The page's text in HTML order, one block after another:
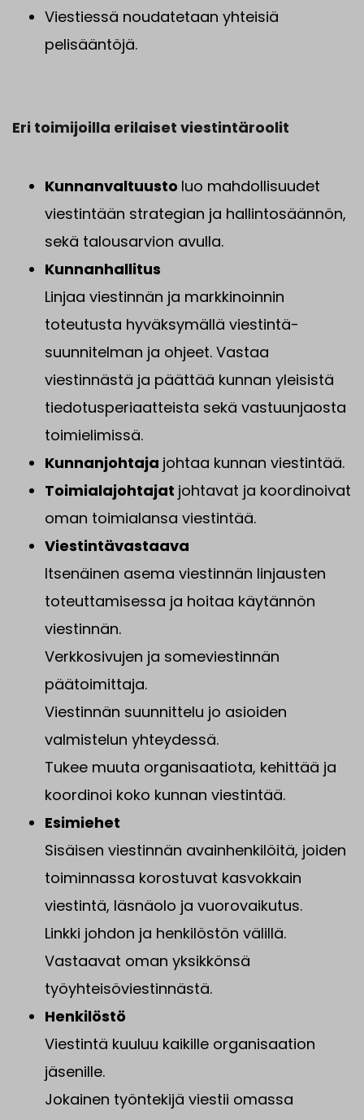
Viestiessä noudatetaan yhteisiä
pelisääntöjä.
Eri toimijoilla erilaiset viestintäroolit
Kunnanvaltuusto luo mahdollisuudet
viestintään strategian ja hallintosäännön,
sekä talousarvion avulla.
Kunnanhallitus
Linjaa viestinnän ja markkinoinnin
toteutusta hyväksymällä viestintä-
suunnitelman ja ohjeet. Vastaa
viestinnästä ja päättää kunnan yleisistä
tiedotusperiaatteista sekä vastuunjaosta
toimielimissä.
Kunnanjohtaja johtaa kunnan viestintää.
Toimialajohtajat johtavat ja koordinoivat
oman toimialansa viestintää.
Viestintävastaava
Itsenäinen asema viestinnän linjausten
toteuttamisessa ja hoitaa käytännön
viestinnän.
Verkkosivujen ja someviestinnän
päätoimittaja.
Viestinnän suunnittelu jo asioiden
valmistelun yhteydessä.
Tukee muuta organisaatiota, kehittää ja
koordinoi koko kunnan viestintää.
Esimiehet
Sisäisen viestinnän avainhenkilöitä, joiden
toiminnassa korostuvat kasvokkain
viestintä, läsnäolo ja vuorovaikutus.
Linkki johdon ja henkilöstön välillä.
Vastaavat oman yksikkönsä
työyhteisöviestinnästä.
Henkilöstö
Viestintä kuuluu kaikille organisaation
jäsenille.
Jokainen työntekijä viestii omassa